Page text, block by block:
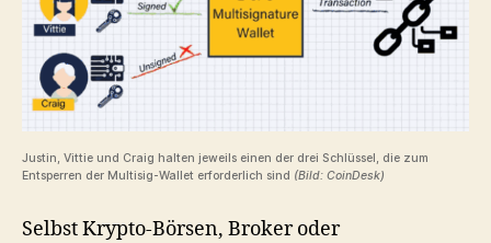
Justin, Vittie und Craig halten jeweils einen der drei Schlüssel, die zum
Entsperren der Multisig-Wallet erforderlich sind (Bild: CoinDesk)
Selbst Krypto-Börsen, Broker oder